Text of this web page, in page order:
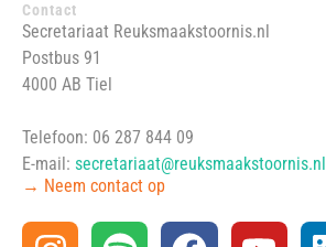
Contact
Secretariaat Reuksmaakstoornis.nl
Postbus 91
4000 AB Tiel
Telefoon: 06 287 844 09
E-mail: secretariaat@reuksmaakstoornis.nl
→ Neem contact op